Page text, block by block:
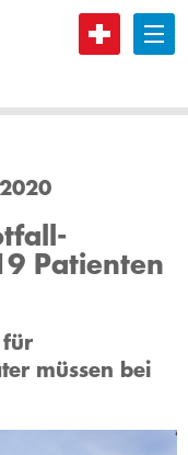
B
Patienten
für
müssen bei